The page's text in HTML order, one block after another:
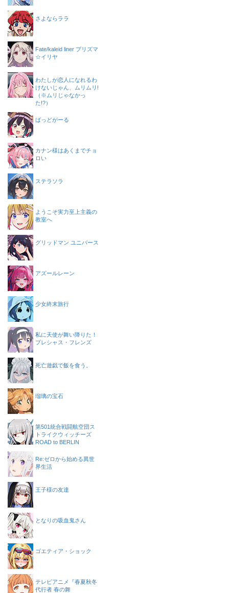
さよならララ
Fate/kaleid liner プリズマ
☆イリヤ
わたしが恋人になれるわ
けないじゃん、ムリムリ!
（※ムリじゃなかっ
た!?）
ばっどがーる
カナン様はあくまでチョ
ロい
ステラソラ
ようこそ実力至上主義の
教室へ
グリッドマン ユニバース
アズールレーン
少女終末旅行
私に天使が舞い降りた！
プレシャス・フレンズ
死亡遊戯で飯を食う。
瑠璃の宝石
第501統合戦闘航空団ス
トライクウィッチーズ
ROAD to BERLIN
Re:ゼロから始める異世
界生活
王子様の友達
となりの吸血鬼さん
ゴエティア・ショック
テレビアニメ『春夏秋冬
代行者 春の舞